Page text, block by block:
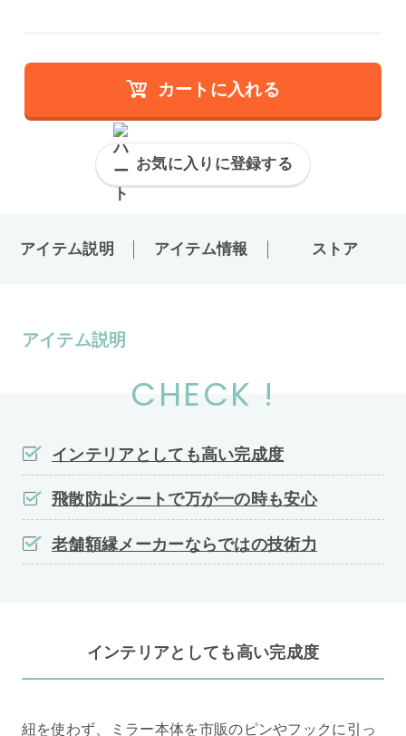
カートに入れる
お気に入りに登録する
アイテム説明 アイテム情報 ストア
アイテム説明
CHECK !
インテリアとしても高い完成度
飛散防止シートで万が一の時も安心
老舗額縁メーカーならではの技術力
インテリアとしても高い完成度
紐を使わず、ミラー本体を市販のピンやフックに引っ